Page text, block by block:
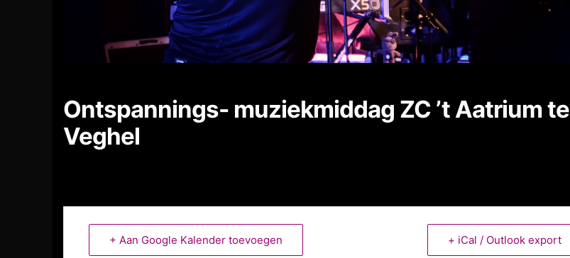
Ontspannings- muziekmiddag ZC ’t Aatrium te
Veghel
+ Aan Google Kalender toevoegen + iCal / Outlook export